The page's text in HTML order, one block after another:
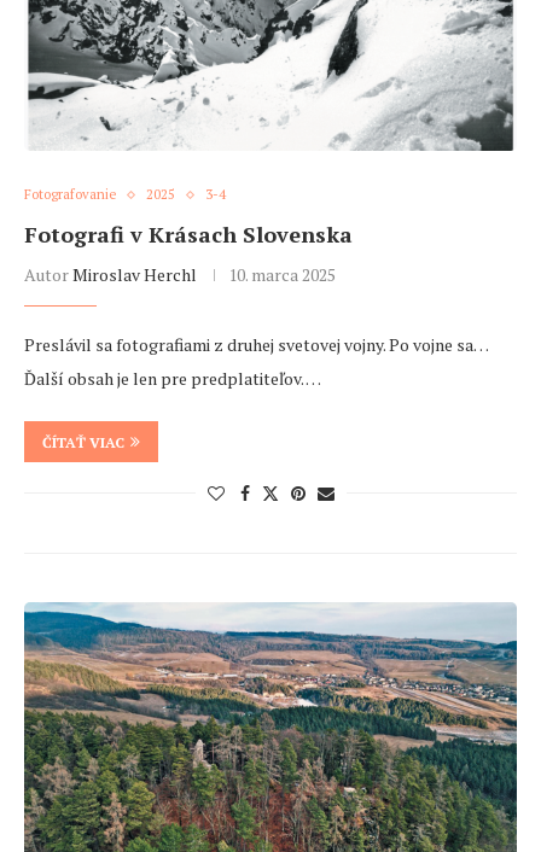
Fotografovanie 2025 3-4
Fotografi v Krásach Slovenska
AutorMiroslav Herchl 10. marca 2025
Preslávil sa fotografiami z druhej svetovej vojny. Po vojne sa…
Ďalší obsah je len pre predplatiteľov. …
ČÍTAŤ VIAC